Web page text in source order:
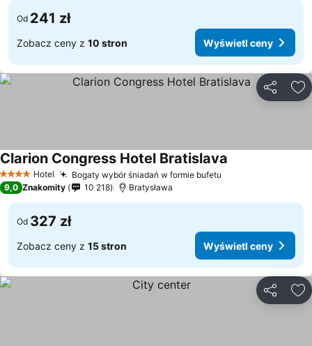
Od 241 zł
Zobacz ceny z 10 stron Wyświetl ceny
4 KategoriaHotel Bogaty wybór śniadań w formie bufetu
Clarion Congress Hotel Bratislava
9,0 Znakomity 10 218 Bratysława
Od 327 zł
Zobacz ceny z 15 stron Wyświetl ceny